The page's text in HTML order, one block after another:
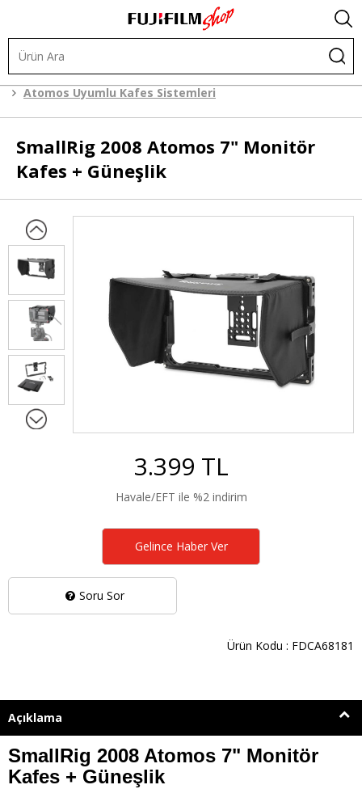
Atomos Uyumlu Kafes Sistemleri
SmallRig 2008 Atomos 7" Monitör
Kafes + Güneşlik
Soru Sor
3.399 TL
Havale/EFT ile %2 indirim
Ürün Kodu : FDCA68181
Gelince Haber Ver
Açıklama
SmallRig 2008 Atomos 7" Monitör
Kafes + Güneşlik